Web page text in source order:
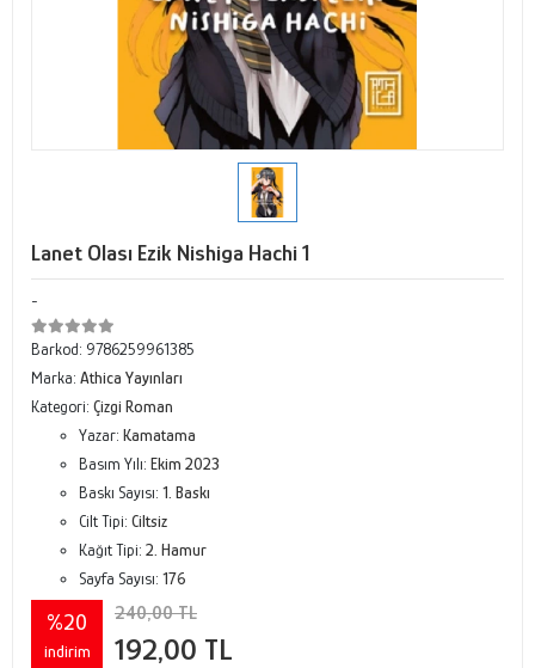
Lanet Olası Ezik Nishiga Hachi 1
-
Barkod: 9786259961385
Marka: Athica Yayınları
Kategori: Çizgi Roman
Yazar: Kamatama
Basım Yılı: Ekim 2023
Baskı Sayısı: 1. Baskı
Cilt Tipi: Ciltsiz
Kağıt Tipi: 2. Hamur
Sayfa Sayısı: 176
%20
indirim
240,00 TL
192,00 TL